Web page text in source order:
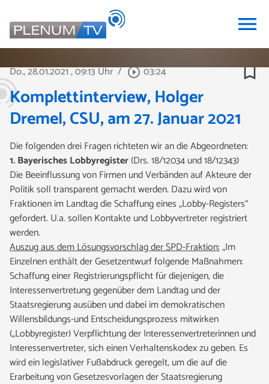
menu
Do., 28.01.2021, 09:13 Uhr / play_circle_outline03:24 bookmark_border
Komplettinterview, Holger
Dremel, CSU, am 27. Januar 2021
Die folgenden drei Fragen richteten wir an die Abgeordneten:
1.Bayerisches Lobbyregister(Drs. 18/12034 und 18/12343)
Die Beeinflussung von Firmen und Verbänden auf Akteure der
Politik soll transparent gemacht werden. Dazu wird von
Fraktionen im Landtag die Schaffung eines „Lobby-Registers“
gefordert. U.a. sollen Kontakte und Lobbyvertreter registriert
werden.
Auszug aus dem Lösungsvorschlag der SPD-Fraktion:„Im
Einzelnen enthält der Gesetzentwurf folgende Maßnahmen:
Schaffung einer Registrierungspflicht für diejenigen, die
Interessenvertretung gegenüber dem Landtag und der
Staatsregierung ausüben und dabei im demokratischen
Willensbildungs-und Entscheidungsprozess mitwirken
(„Lobbyregister) Verpflichtung der Interessenvertreterinnen und
Interessenvertreter, sich einen Verhaltenskodex zu geben. Es
wird ein legislativer Fußabdruck geregelt, um die auf die
Erarbeitung von Gesetzesvorlagen der Staatsregierung